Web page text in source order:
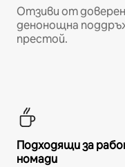
Отзиви от
денонощна
престой.
Подходящи за
номади